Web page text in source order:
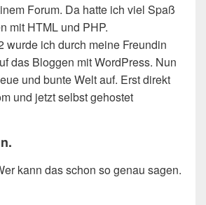
Forum. Da hatte ich viel Spaß
mit HTML und PHP.
wurde ich durch meine Freundin
das Bloggen mit WordPress. Nun
und bunte Welt auf. Erst direkt
und jetzt selbst gehostet
kann das schon so genau sagen.